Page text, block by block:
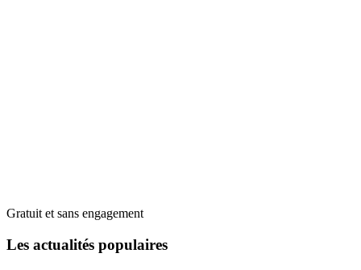
Gratuit et sans engagement
Les actualités populaires